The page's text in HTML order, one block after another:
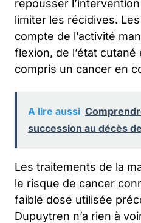
repousser
limiter les récidives.
compte de l’activité
flexion, de l’état
compris un cancer en
A lire aussi
succession au décès
Les traitements de la
le risque de cancer
faible dose utilisée
Dupuytren n’a rien à